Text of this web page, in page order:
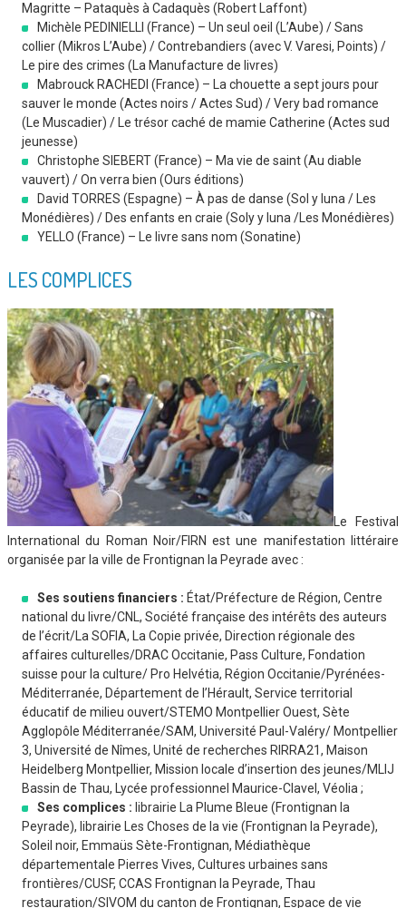
Magritte – Pataquès à Cadaquès (Robert Laffont)
Michèle PEDINIELLI (France) – Un seul oeil (L’Aube) / Sans
collier (Mikros L’Aube) / Contrebandiers (avec V. Varesi, Points) /
Le pire des crimes (La Manufacture de livres)
Mabrouck RACHEDI (France) – La chouette a sept jours pour
sauver le monde (Actes noirs / Actes Sud) / Very bad romance
(Le Muscadier) / Le trésor caché de mamie Catherine (Actes sud
jeunesse)
Christophe SIEBERT (France) – Ma vie de saint (Au diable
vauvert) / On verra bien (Ours éditions)
David TORRES (Espagne) – À pas de danse (Sol y luna / Les
Monédières) / Des enfants en craie (Soly y luna /Les Monédières)
YELLO (France) – Le livre sans nom (Sonatine)
LES COMPLICES
Le Festival
International du Roman Noir/FIRN est une manifestation littéraire
organisée par la ville de Frontignan la Peyrade avec :
Ses soutiens financiers : État/Préfecture de Région, Centre
national du livre/CNL, Société française des intérêts des auteurs
de l’écrit/La SOFIA, La Copie privée, Direction régionale des
affaires culturelles/DRAC Occitanie, Pass Culture, Fondation
suisse pour la culture/ Pro Helvétia, Région Occitanie/Pyrénées-
Méditerranée, Département de l’Hérault, Service territorial
éducatif de milieu ouvert/STEMO Montpellier Ouest, Sète
Agglopôle Méditerranée/SAM, Université Paul-Valéry/ Montpellier
3, Université de Nîmes, Unité de recherches RIRRA21, Maison
Heidelberg Montpellier, Mission locale d’insertion des jeunes/MLIJ
Bassin de Thau, Lycée professionnel Maurice-Clavel, Véolia ;
Ses complices : librairie La Plume Bleue (Frontignan la
Peyrade), librairie Les Choses de la vie (Frontignan la Peyrade),
Soleil noir, Emmaüs Sète-Frontignan, Médiathèque
départementale Pierres Vives, Cultures urbaines sans
frontières/CUSF, CCAS Frontignan la Peyrade, Thau
restauration/SIVOM du canton de Frontignan, Espace de vie